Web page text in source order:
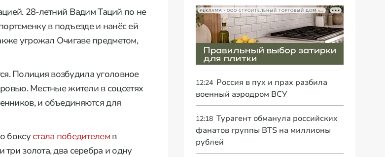
28-летний Вадим Таций по не
в подъезде и нанёс ей
угрожал Очигаве предметом,
Полиция возбудила уголовное
Местные жители в соцсетях
и объединяются для
боксустала победителемв
три золота, два серебра и одну
12:24 Россия в пух и прах разбила
военный аэродром ВСУ
12:18 Турагент обманула российских
фанатов группы BTS на миллионы
рублей